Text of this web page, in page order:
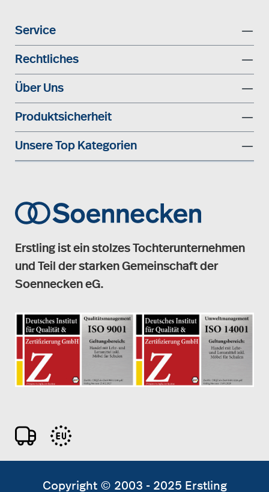
Service
Rechtliches
Über Uns
Produktsicherheit
Unsere Top Kategorien
Erstling ist ein stolzes Tochterunternehmen
und Teil der starken Gemeinschaft der
Soennecken eG.
Copyright © 2003 - 2025 Erstling